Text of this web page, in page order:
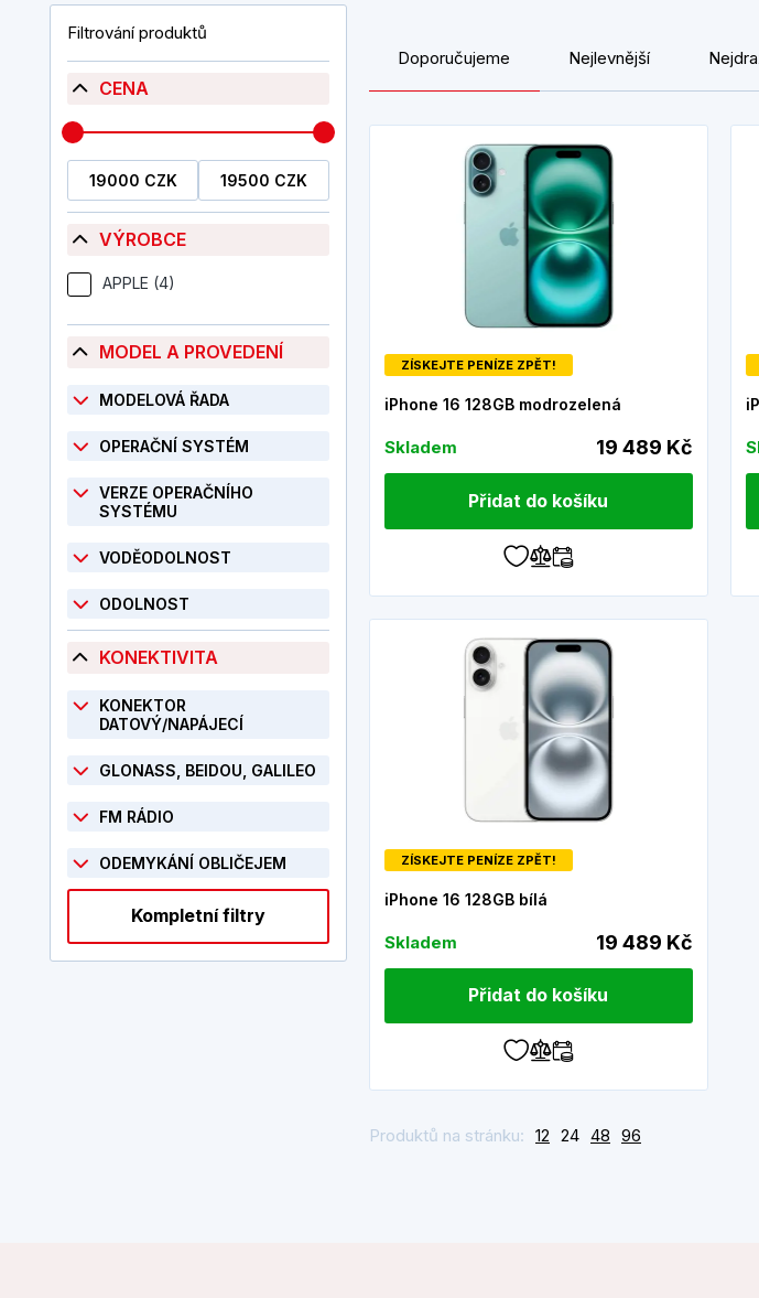
Filtrování produktů
CENA
VÝROBCE
APPLE (4)
MODEL A PROVEDENÍ
MODELOVÁ ŘADA
OPERAČNÍ SYSTÉM
VERZE OPERAČNÍHO
SYSTÉMU
VODĚODOLNOST
ODOLNOST
KONEKTIVITA
KONEKTOR
DATOVÝ/NAPÁJECÍ
GLONASS, BEIDOU, GALILEO
FM RÁDIO
ODEMYKÁNÍ OBLIČEJEM
Kompletní filtry
Doporučujeme Nejlevnější
ZÍSKEJTE PENÍZE ZPĚT!
iPhone 16 128GB modrozelená
Skladem 19 489 Kč
Přidat do košíku
ZÍSKEJTE PENÍZE ZPĚT!
iPhone 16 128GB bílá
Skladem 19 489 Kč
Přidat do košíku
Produktů na stránku: 12 24 48 96